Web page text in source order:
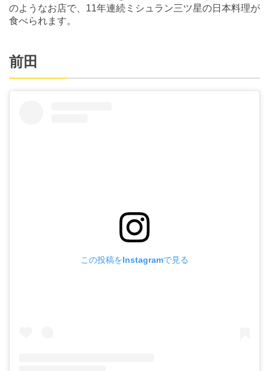
のようなお店で、11年連続ミシュラン三ツ星の日本料理が
食べられます。
前田
この投稿をInstagramで見る